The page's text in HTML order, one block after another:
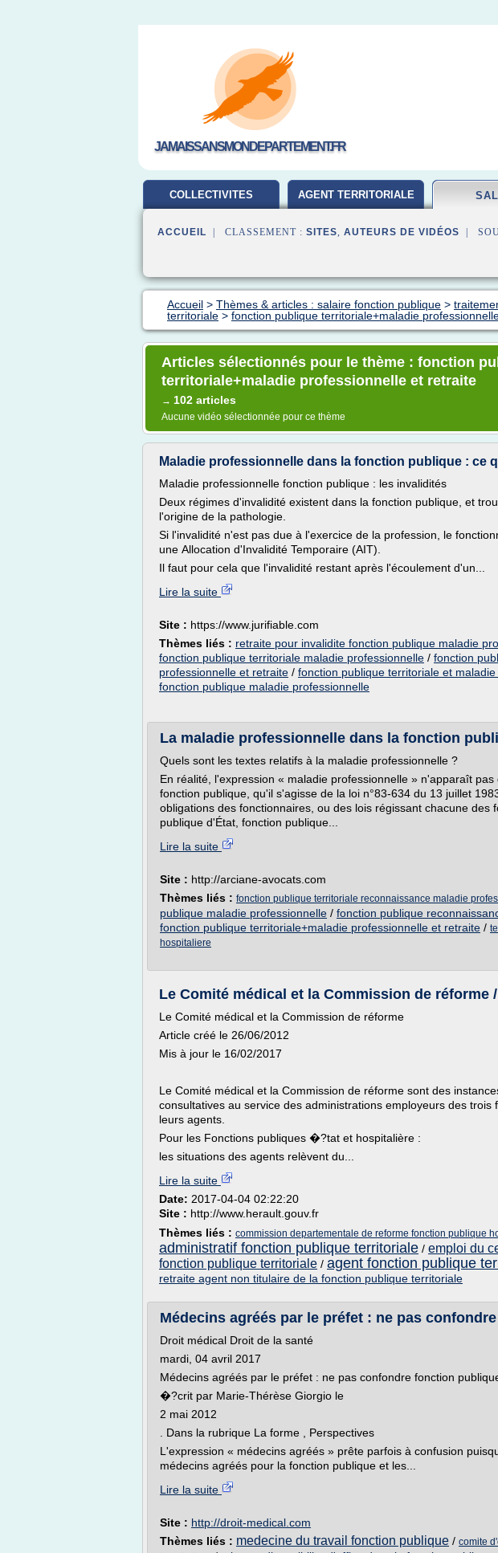
JAMAISSANSMONDEPARTEMENT.FR
COLLECTIVITES AGENT TERRITORIALE
ACCUEIL | CLASSEMENT : SITES, AUTEURS DE VIDÉOS |
Accueil > Thèmes & articles : salaire fonction publique >
territoriale > fonction publique territoriale+maladie
Articles sélectionnés pour le thème : fonction
territoriale+maladie professionnelle et retraite
→ 102 articles
Aucune vidéo sélectionnée pour ce thème
Maladie professionnelle dans la fonction publique : ce
Maladie professionnelle fonction publique : les invalidités
Deux régimes d'invalidité existent dans la fonction publique, et
l'origine de la pathologie.
Si l'invalidité n'est pas due à l'exercice de la profession, le
une Allocation d'Invalidité Temporaire (AIT).
Il faut pour cela que l'invalidité restant après l'écoulement d'un...
Lire la suite
Site : https://www.jurifiable.com
Thèmes liés : retraite pour invalidite fonction publique maladie
fonction publique territoriale maladie professionnelle / fonction
professionnelle et retraite / fonction publique territoriale et
fonction publique maladie professionnelle
La maladie professionnelle dans la fonction
Quels sont les textes relatifs à la maladie professionnelle ?
En réalité, l'expression « maladie professionnelle » n'apparaît
fonction publique, qu'il s'agisse de la loi n°83-634 du 13 juillet
obligations des fonctionnaires, ou des lois régissant chacune des
publique d'État, fonction publique...
Lire la suite
Site : http://arciane-avocats.com
Thèmes liés : fonction publique territoriale reconnaissance maladie
publique maladie professionnelle / fonction publique
fonction publique territoriale+maladie professionnelle et retraite /
hospitaliere
Le Comité médical et la Commission de réforme
Le Comité médical et la Commission de réforme
Article créé le 26/06/2012
Mis à jour le 16/02/2017
Le Comité médical et la Commission de réforme sont des
consultatives au service des administrations employeurs des trois
leurs agents.
Pour les Fonctions publiques �?tat et hospitalière :
les situations des agents relèvent du...
Lire la suite
Date: 2017-04-04 02:22:20
Site : http://www.herault.gouv.fr
Thèmes liés : commission departementale de reforme fonction publique
administratif fonction publique territoriale / emploi du
fonction publique territoriale / agent fonction publique
retraite agent non titulaire de la fonction publique territoriale
Médecins agréés par le préfet : ne pas
Droit médical Droit de la santé
mardi, 04 avril 2017
Médecins agréés par le préfet : ne pas confondre fonction
�?crit par Marie-Thérèse Giorgio le
2 mai 2012
. Dans la rubrique La forme , Perspectives
L'expression « médecins agréés » prête parfois à confusion
médecins agréés pour la fonction publique et les...
Lire la suite
Site : http://droit-medical.com
Thèmes liés : medecine du travail fonction publique / comite